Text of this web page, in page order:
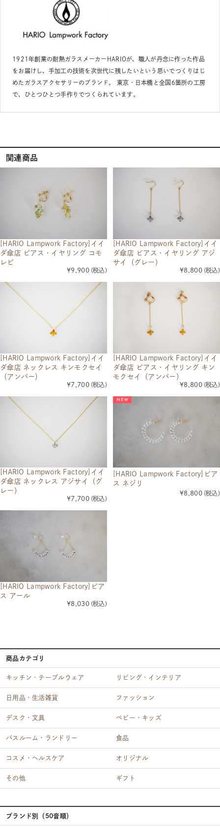
1921年創業の耐熱ガラスメーカーHARIOが、職人が丹念に作った作品
をお届けし、手加工の技術を次世代に残したいという思いでつくりはじ
めたガラスアクセサリーのブランド。 東京・日本橋と全国6箇所の工房
で、ひとつひとつ手作りでつくられています。
関連商品
[HARIO Lampwork Factory]イイ
ダ傘店 ピアス・イヤリング コモ
レビ
¥9,900 (税込)
[HARIO Lampwork Factory]イイ
ダ傘店 ピアス・イヤリング アジ
サイ（グレー）
¥8,800 (税込)
[HARIO Lampwork Factory]イイ
ダ傘店 ネックレス キンモクセイ
（アンバー）
¥7,700 (税込)
[HARIO Lampwork Factory]イイ
ダ傘店 ピアス・イヤリング キン
モクセイ（アンバー）
¥8,800 (税込)
[HARIO Lampwork Factory]イイ
ダ傘店 ネックレス アジサイ（グ
レー）
¥7,700 (税込)
[HARIO Lampwork Factory]ピア
ス ネジリ
¥8,800 (税込)
[HARIO Lampwork Factory]ピア
ス アール
¥8,030 (税込)
商品カテゴリ
キッチン・テーブルウェア リビング・インテリア
日用品・生活雑貨 ファッション
デスク・文具 ベビー・キッズ
バスルーム・ランドリー 食品
コスメ・ヘルスケア オリジナル
その他 ギフト
ブランド別（50音順）